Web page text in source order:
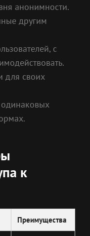
анонимности.
другим
с
для своих
одинаковых
к
Преимущества